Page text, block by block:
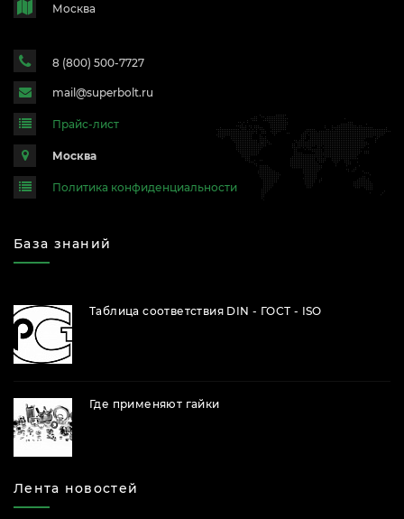
Москва
8 (800) 500-7727
mail@superbolt.ru
Прайс-лист
Москва
Политика конфиденциальности
База знаний
Таблица соответствия DIN - ГОСТ - ISO
Где применяют гайки
Лента новостей